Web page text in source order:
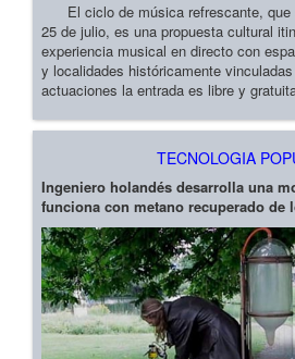
El ciclo de música refrescante, que
25 de julio, es una propuesta cultural
experiencia musical en directo con
y localidades históricamente
actuaciones la entrada es libre y
TECNOLOGIA
Ingeniero holandés desarrolla una
funciona con metano recuperado de